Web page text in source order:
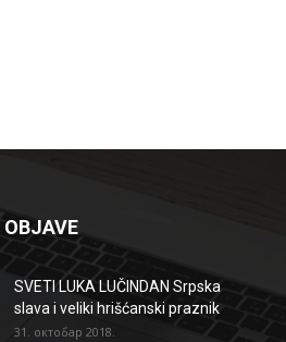
OBJAVE
SVETI LUKA LUČINDAN Srpska
slava i veliki hrišćanski praznik
31. октобар 2018.